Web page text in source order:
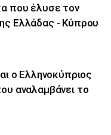
που έλυσε τον
Ελλάδας - Κύπρου
ο Ελληνοκύπριος
αναλαμβάνει το